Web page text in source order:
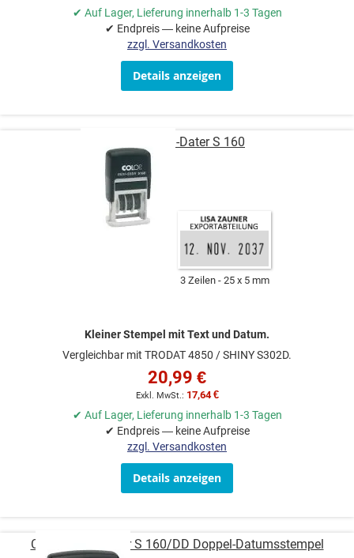
✔ Auf Lager, Lieferung innerhalb 1-3 Tagen
✔ Endpreis — keine Aufpreise
zzgl. Versandkosten
Details anzeigen
COLOP Mini-Dater S 160
3 Zeilen 25 x 5 mm
Kleiner Stempel mit Text und Datum.
Vergleichbar mit TRODAT 4850 / SHINY S302D.
20,99 €
17,64 €
✔ Auf Lager, Lieferung innerhalb 1-3 Tagen
✔ Endpreis — keine Aufpreise
zzgl. Versandkosten
Details anzeigen
COLOP Mini-Dater S 160/DD Doppel-Datumsstempel